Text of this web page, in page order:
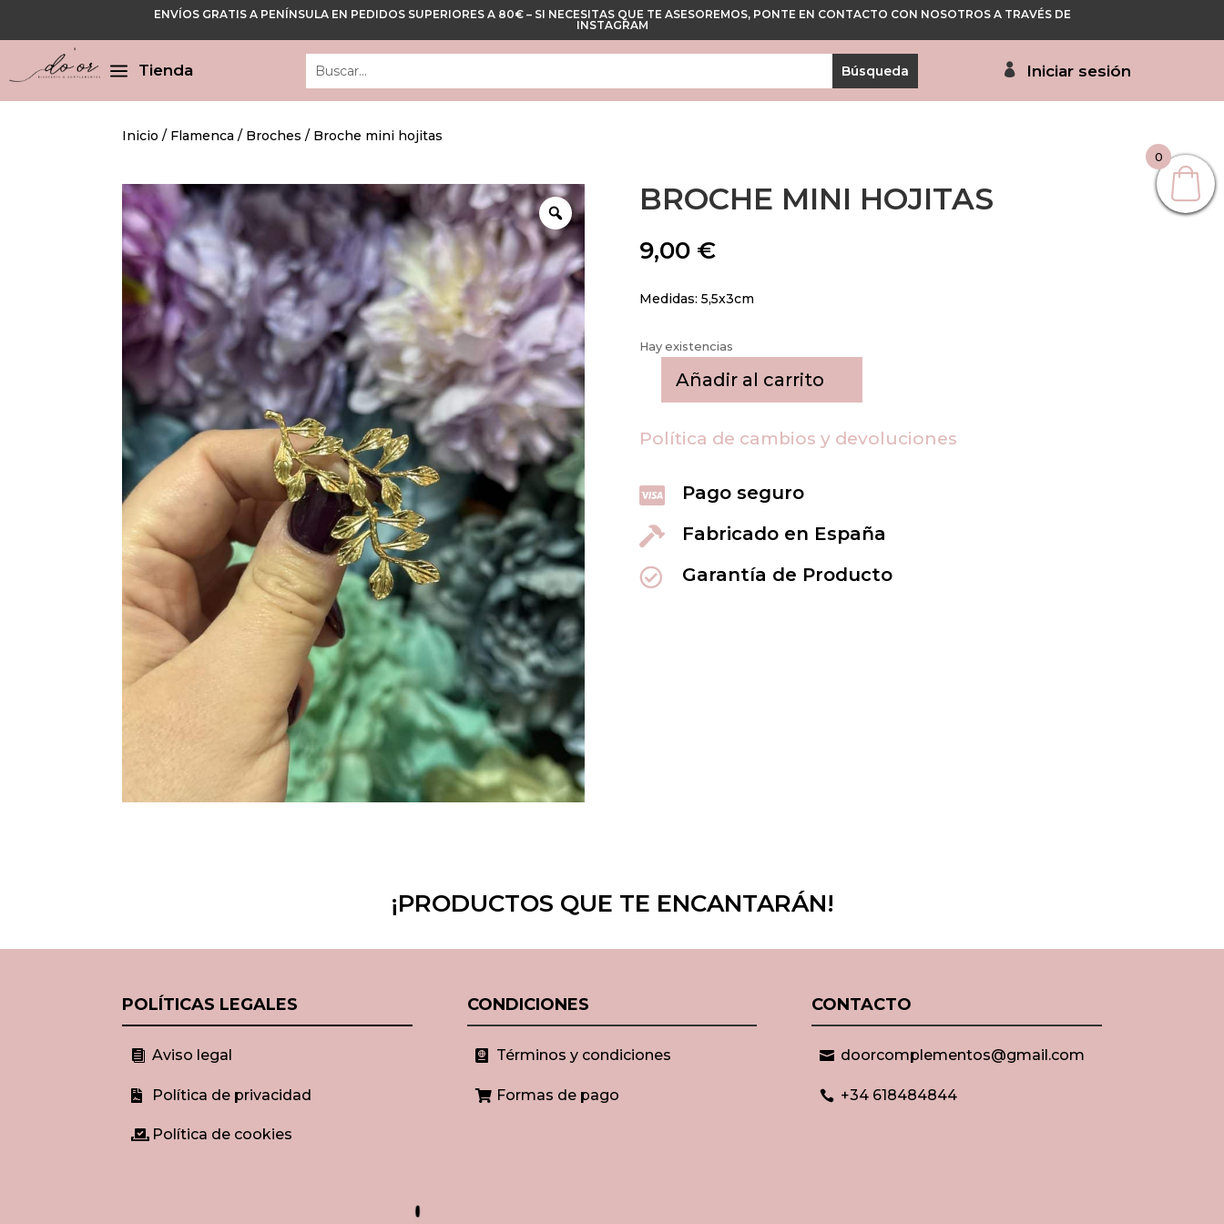
ENVÍOS GRATIS A PENÍNSULA EN PEDIDOS SUPERIORES A 80€ – SI NECESITAS QUE TE ASESOREMOS, PONTE EN CONTACTO CON NOSOTROS A TRAVÉS DE
INSTAGRAM
a Tienda Iniciar sesión
Cerrar
Inicio / Flamenca / Broches / Broche mini hojitas
BROCHE MINI HOJITAS
9,00 €
Medidas: 5,5x3cm
Hay existencias
Broche
hojitas
Añadir al carrito
Política de cambios y devoluciones
 Pago seguro
 Fabricado en España
 Garantía de Producto
¡PRODUCTOS QUE TE ENCANTARÁN!
POLÍTICAS LEGALES
 Aviso legal
 Política de privacidad
 Política de cookies
CONDICIONES
 Términos y condiciones
 Formas de pago
CONTACTO
 doorcomplementos@gmail.com
 +34 618484844
0